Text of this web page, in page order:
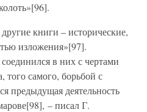
книги – исторические,
изложения»[97].
в них с чертами
того самого, борьбой с
предыдущая деятельность
– писал Г.